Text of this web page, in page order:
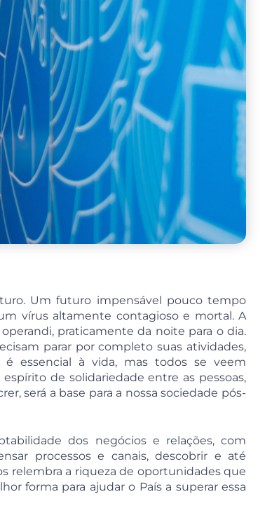
Um futuro impensável pouco tempo
vírus altamente contagioso e mortal. A
praticamente da noite para o dia.
parar por completo suas atividades,
essencial à vida, mas todos se veem
de solidariedade entre as pessoas,
será a base para a nossa sociedade pós-
dos negócios e relações, com
processos e canais, descobrir e até
relembra a riqueza de oportunidades que
forma para ajudar o País a superar essa